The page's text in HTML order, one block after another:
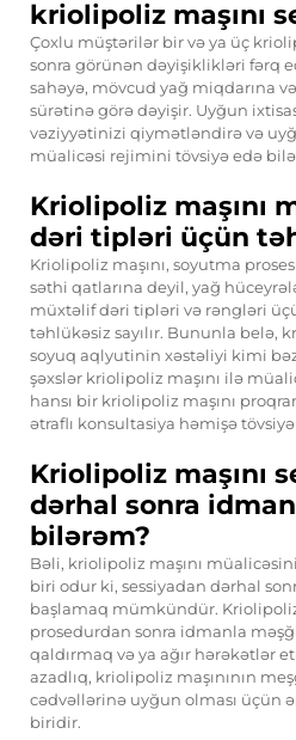
kriolipoliz maşını
Çoxlu müştərilər bir və ya üç
sonra görünən dəyişiklikləri fərq
sahəyə, mövcud yağ miqdarına
sürətinə görə dəyişir. Uyğun
vəziyyətinizi qiymətləndirə və
müalicəsi rejimini tövsiyə edə
Kriolipoliz maşını
dəri tipləri üçün
Kriolipoliz maşını, soyutma
səthi qatlarına deyil, yağ
müxtəlif dəri tipləri və rəngləri
təhlükəsiz sayılır. Bununla belə,
soyuq aqlyutinin xəstəliyi kimi
şəxslər kriolipoliz maşını ilə
hansı bir kriolipoliz maşını
ətraflı konsultasiya həmişə
Kriolipoliz maşını
dərhal sonra
bilərəm?
Bəli, kriolipoliz maşını
biri odur ki, sessiyadan dərhal
başlamaq mümkündür.
prosedurdan sonra idmanla
qaldırmaq və ya ağır hərəkətlər
azadlıq, kriolipoliz maşınının
cədvəllərinə uyğun olması üçün
biridir.